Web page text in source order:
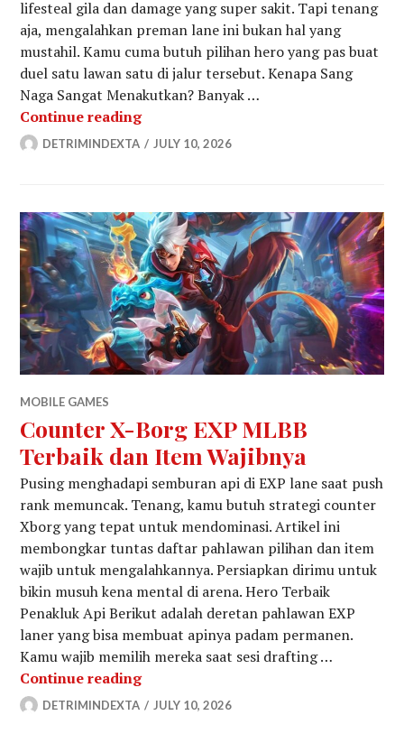
lifesteal gila dan damage yang super sakit. Tapi tenang
aja, mengalahkan preman lane ini bukan hal yang
mustahil. Kamu cuma butuh pilihan hero yang pas buat
duel satu lawan satu di jalur tersebut. Kenapa Sang
Naga Sangat Menakutkan? Banyak …
Continue readingCounter Yu Zhong MLBB Terbaik
DETRIMINDEXTA JULY 10, 2026
MOBILE GAMES
Counter X-Borg EXP MLBB
Terbaik dan Item Wajibnya
Pusing menghadapi semburan api di EXP lane saat push
rank memuncak. Tenang, kamu butuh strategi counter
Xborg yang tepat untuk mendominasi. Artikel ini
membongkar tuntas daftar pahlawan pilihan dan item
wajib untuk mengalahkannya. Persiapkan dirimu untuk
bikin musuh kena mental di arena. Hero Terbaik
Penakluk Api Berikut adalah deretan pahlawan EXP
laner yang bisa membuat apinya padam permanen.
Kamu wajib memilih mereka saat sesi drafting …
Continue readingCounter X-Borg EXP MLBB Terbaik
DETRIMINDEXTA JULY 10, 2026